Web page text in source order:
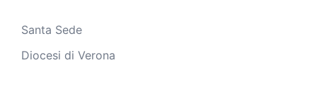
Santa Sede
Diocesi di Verona